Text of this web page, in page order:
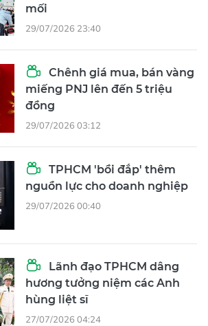
mối
29/07/2026 23:40
Chênh giá mua, bán vàng
miếng PNJ lên đến 5 triệu
đồng
29/07/2026 03:12
TPHCM 'bồi đắp' thêm
nguồn lực cho doanh nghiệp
29/07/2026 00:40
Lãnh đạo TPHCM dâng
hương tưởng niệm các Anh
hùng liệt sĩ
27/07/2026 04:24